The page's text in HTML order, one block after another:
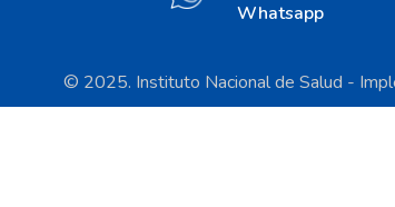
Whatsapp
© 2025. Instituto Nacional de Salud -